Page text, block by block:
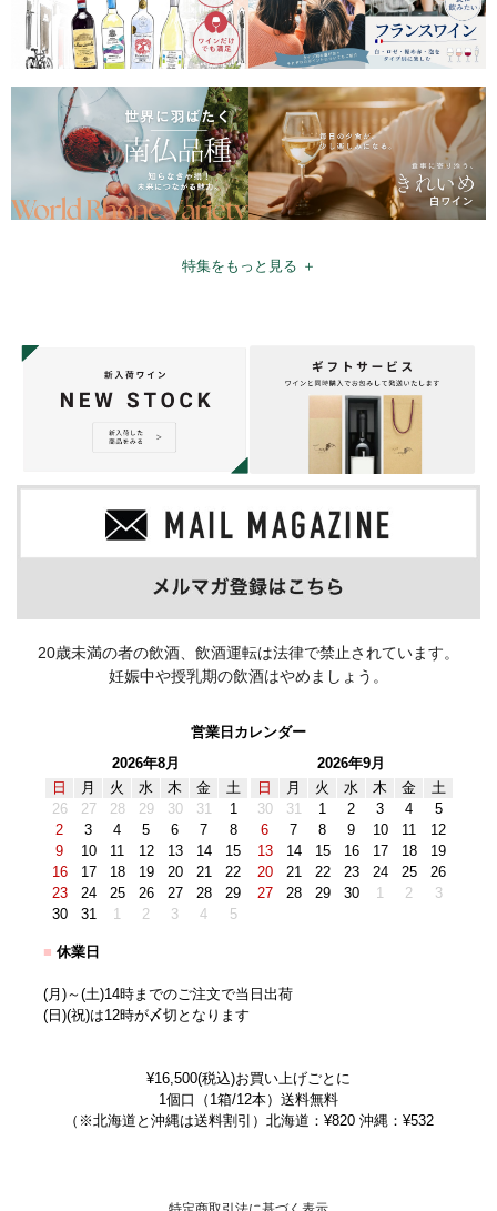
特集をもっと見る ＋
20歳未満の者の飲酒、飲酒運転は法律で禁止されています。
妊娠中や授乳期の飲酒はやめましょう。
営業日カレンダー
2026年8月
日
月 火 水 木 金
土
26
27 28 29 30 31
1
2
3 4 5 6 7
8
9
10 11 12 13 14
15
16
17 18 19 20 21
22
23
24 25 26 27 28
29
30
31 1 2 3 4 5
2026年9月
日
月 火 水 木 金
土
30
31 1 2 3 4
5
6
7 8 9 10 11
12
13
14 15 16 17 18
19
20
21 22 23 24 25
26
27
28 29 30 1 2 3
■ 休業日
(月)～(土)14時までのご注文で当日出荷
(日)(祝)は12時が〆切となります
¥16,500(税込)お買い上げごとに
1個口（1箱/12本）送料無料
（※北海道と沖縄は送料割引）北海道：¥820 沖縄：¥532